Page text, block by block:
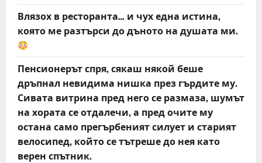
Влязох в ресторанта… и чух една истина,
която ме разтърси до дъното на душата ми.
Пенсионерът спря, сякаш някой беше
дръпнал невидима нишка през гърдите му.
Сивата витрина пред него се размаза, шумът
на хората се отдалечи, а пред очите му
остана само прегърбеният силует и старият
велосипед, който се тътреше до нея като
верен спътник.